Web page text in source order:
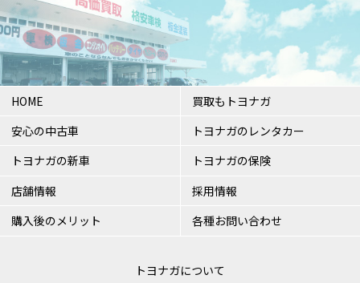
HOME
安心の中古車
トヨナガの新車
店舗情報
購入後のメリット
買取もトヨナガ
トヨナガのレンタカー
トヨナガの保険
採用情報
各種お問い合わせ
トヨナガについて